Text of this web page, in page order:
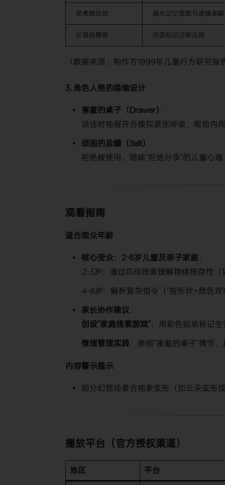
思考椅总结 强化记忆提取与逻辑串联
片尾信箱歌 巩固知识迁移应用
（数据来源：制作方1999年儿童行为研究报
​3. 角色人格的隐喻设计​
​害羞的桌子（Drawer）​
​：
说话时抽屉开合模拟紧张呼吸，帮助内
​顽固的盐罐（Salt）​
​：
拒绝被使用，隐喻"拒绝分享"的儿童心
​观看指南​
​适合观众年龄​
​核心受众​​：​ ​2-6岁儿童及亲子家庭​ ​：
2-3岁：通过爪印线索理解物体恒存性
4-6岁：解析复杂指令（"按形状+颜色
​家长协作建议​ ​：
​创设"家庭线索游戏"​：用彩色贴纸标记
​情绪管理实践​：参照"害羞的桌子"情节
​内容警示提示​
部分幻想场景含抽象变形（如云朵变形
​播放平台（官方授权渠道）​
​地区​ ​平台​